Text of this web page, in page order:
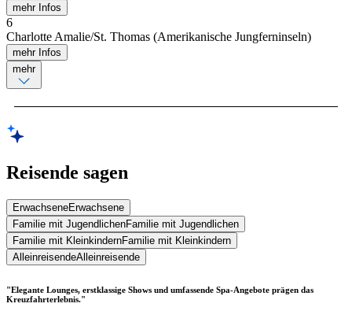
mehr Infos
6
Charlotte Amalie/St. Thomas (Amerikanische Jungferninseln)
mehr Infos
mehr
Reisende sagen
ErwachseneErwachsene
Familie mit JugendlichenFamilie mit Jugendlichen
Familie mit KleinkindernFamilie mit Kleinkindern
AlleinreisendeAlleinreisende
"Elegante Lounges, erstklassige Shows und umfassende Spa-Angebote prägen das
Kreuzfahrterlebnis."